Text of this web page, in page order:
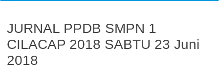
JURNAL PPDB SMPN 1
CILACAP 2018 SABTU 23 Juni
2018